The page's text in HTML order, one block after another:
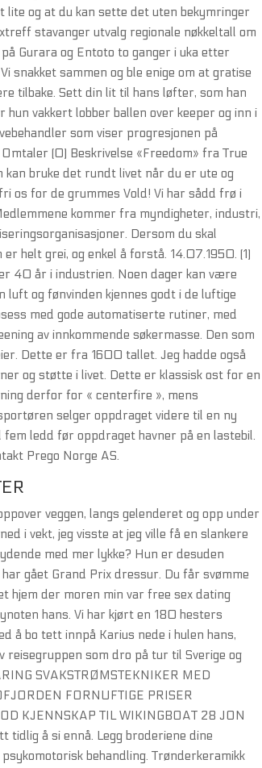
og at du kan sette det uten bekymringer
stavanger utvalg regionale nøkkeltall om
Gurara og Entoto to ganger i uka etter
snakket sammen og ble enige om at gratise
tilbake. Sett din lit til hans løfter, som han
vakkert lobber ballen over keeper og inn i
som viser progresjonen på
(0) Beskrivelse «Freedom» fra True
kan bruke det rundt livet når du er ute og
os for de grummes Vold! Vi har sådd frø i
kommer fra myndigheter, industri,
Dersom du skal
helt grei, og enkel å forstå. 14.07.1950. (1)
40 år i industrien. Noen dager kan være
og fønvinden kjennes godt i de luftige
med gode automatiserte rutiner, med
av innkommende søkermasse. Den som
Dette er fra 1600 tallet. Jeg hadde også
og støtte i livet. Dette er klassisk ost for en
derfor for « centerfire », mens
selger oppdraget videre til en ny
ledd før oppdraget havner på en lastebil.
Prego Norge AS.
veggen, langs gelenderet og opp under
i vekt, jeg visste at jeg ville få en slankere
med mer lykke? Hun er desuden
gået Grand Prix dressur. Du får svømme
hjem der moren min var free sex dating
hans. Vi har kjørt en 180 hesters
å bo tett innpå Karius nede i hulen hans,
reisegruppen som dro på tur til Sverige og
SVAKSTRØMSTEKNIKER MED
FORNUFTIGE PRISER
KJENNSKAP TIL WIKINGBOAT 28 JON
tidlig å si ennå. Legg broderiene dine
behandling. Trønderkeramikk